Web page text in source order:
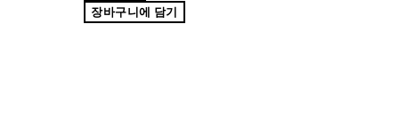
장바구니에 담기